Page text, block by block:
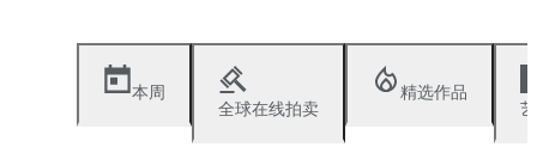
本周
全球在线拍卖
精选作品